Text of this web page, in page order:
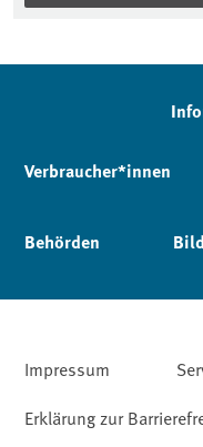
Verbraucher*innen
Behörden
Impressum
Erklärung zur